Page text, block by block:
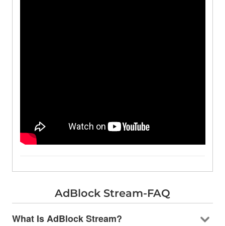
AdBlock Stream-FAQ
What Is AdBlock Stream?